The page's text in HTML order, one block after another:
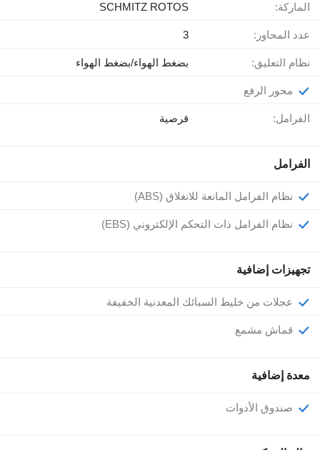
الماركة: SCHMITZ ROTOS
عدد المحاور: 3
نظام التعليق: بضغط الهواء/بضغط الهواء
محور الرفع
الفرامل: قرصية
الفرامل
نظام الفرامل المانعة للانغلاق (ABS)
نظام الفرامل ذات التحكم الإلكتروني (EBS)
تجهيزات إضافية
عجلات من خليط السبائك المعدنية الخفيفة
قماش مشمع
معدة إضافية
صندوق الأدوات